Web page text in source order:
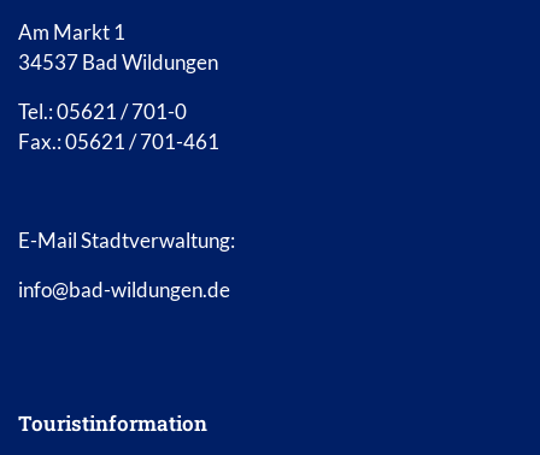
Am Markt 1
34537 Bad Wildungen
Tel.: 05621 / 701-0
Fax.: 05621 / 701-461
E-Mail Stadtverwaltung:
info@bad-wildungen.de
Touristinformation